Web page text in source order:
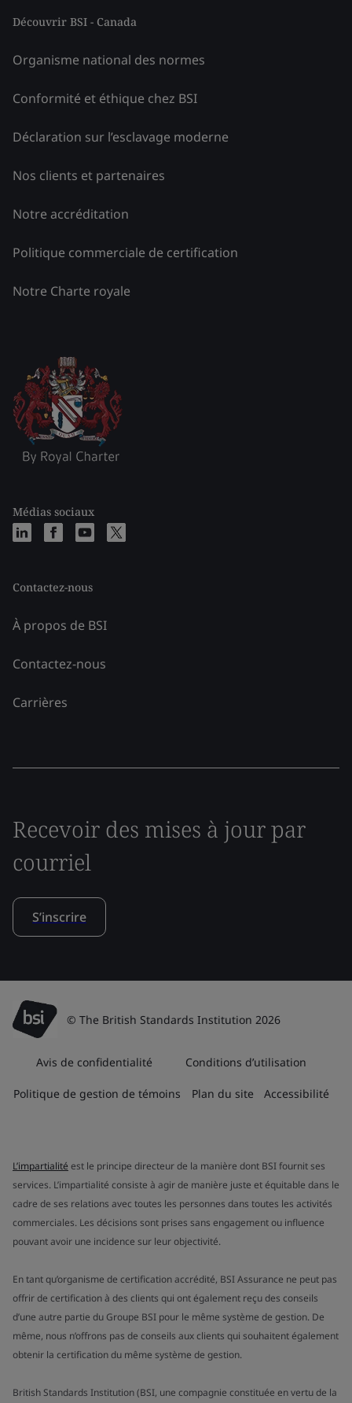
Découvrir BSI - Canada
Organisme national des normes
Conformité et éthique chez BSI
Déclaration sur l’esclavage moderne
Nos clients et partenaires
Notre accréditation
Politique commerciale de certification
Notre Charte royale
Médias sociaux
Contactez-nous
À propos de BSI
Contactez-nous
Carrières
Recevoir des mises à jour par
courriel
S’inscrire
© The British Standards Institution 2026
Avis de confidentialité Conditions d’utilisation
Politique de gestion de témoins Plan du site Accessibilité
L’impartialité est le principe directeur de la manière dont BSI fournit ses
services. L’impartialité consiste à agir de manière juste et équitable dans le
cadre de ses relations avec toutes les personnes dans toutes les activités
commerciales. Les décisions sont prises sans engagement ou influence
pouvant avoir une incidence sur leur objectivité.
En tant qu’organisme de certification accrédité, BSI Assurance ne peut pas
offrir de certification à des clients qui ont également reçu des conseils
d’une autre partie du Groupe BSI pour le même système de gestion. De
même, nous n’offrons pas de conseils aux clients qui souhaitent également
obtenir la certification du même système de gestion.
British Standards Institution (BSI, une compagnie constituée en vertu de la